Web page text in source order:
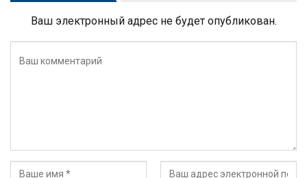
Ваш электронный адрес не будет опубликован.